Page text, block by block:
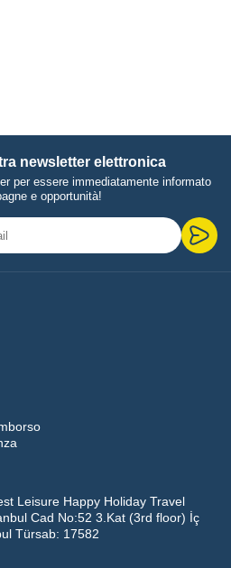
newsletter elettronica
per essere immediatamente informato
e opportunità!
Leisure Happy Holiday Travel
Cad No:52 3.Kat (3rd floor) İç
Türsab: 17582